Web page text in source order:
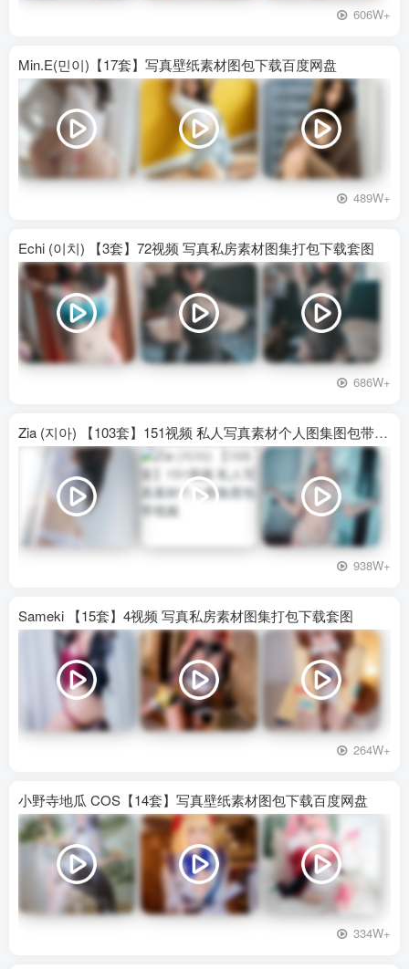
606W+
Min.E(민이)【17套】写真壁纸素材图包下载百度网盘
489W+
Echi (이치) 【3套】72视频 写真私房素材图集打包下载套图
686W+
Zia (지아) 【103套】151视频 私人写真素材个人图集图包带视频
938W+
Sameki 【15套】4视频 写真私房素材图集打包下载套图
264W+
小野寺地瓜 COS【14套】写真壁纸素材图包下载百度网盘
334W+